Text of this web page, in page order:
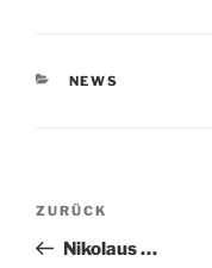
KATEGORIEN
NEWS
Vorheriger
Beitrag
ZURÜCK
Nikolaus …